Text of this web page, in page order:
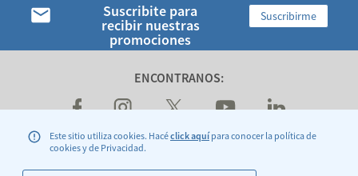
Este sitio utiliza cookies. Hacéclick aquípara conocer la política de
cookies y de Privacidad.
Suscribite para
recibir nuestras
promociones
Suscribirme
ENCONTRANOS: